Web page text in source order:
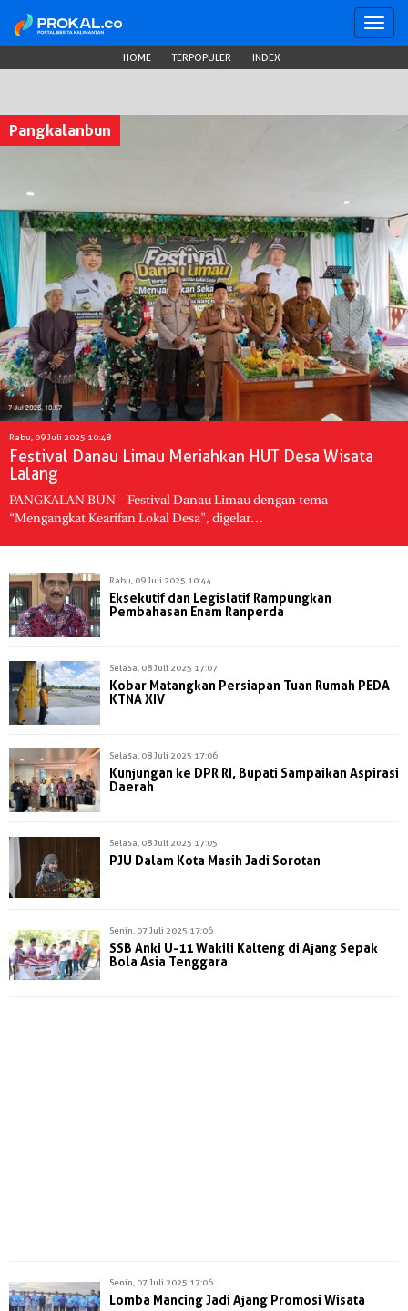
HOME TERPOPULER INDEX
Pangkalanbun
Rabu, 09 Juli 2025 10:48
Festival Danau Limau Meriahkan HUT Desa Wisata
Lalang
PANGKALAN BUN – Festival Danau Limau dengan tema
“Mengangkat Kearifan Lokal Desa", digelar…
Rabu, 09 Juli 2025 10:44
Eksekutif dan Legislatif Rampungkan
Pembahasan Enam Ranperda
Selasa, 08 Juli 2025 17:07
Kobar Matangkan Persiapan Tuan Rumah PEDA
KTNA XIV
Selasa, 08 Juli 2025 17:06
Kunjungan ke DPR RI, Bupati Sampaikan Aspirasi
Daerah
Selasa, 08 Juli 2025 17:05
PJU Dalam Kota Masih Jadi Sorotan
Senin, 07 Juli 2025 17:06
SSB Anki U-11 Wakili Kalteng di Ajang Sepak
Bola Asia Tenggara
Senin, 07 Juli 2025 17:06
Lomba Mancing Jadi Ajang Promosi Wisata